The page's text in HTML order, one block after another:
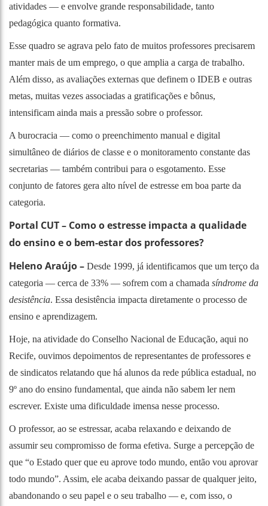
atividades — e envolve grande responsabilidade, tanto
pedagógica quanto formativa.
Esse quadro se agrava pelo fato de muitos professores precisarem
manter mais de um emprego, o que amplia a carga de trabalho.
Além disso, as avaliações externas que definem o IDEB e outras
metas, muitas vezes associadas a gratificações e bônus,
intensificam ainda mais a pressão sobre o professor.
A burocracia — como o preenchimento manual e digital
simultâneo de diários de classe e o monitoramento constante das
secretarias — também contribui para o esgotamento. Esse
conjunto de fatores gera alto nível de estresse em boa parte da
categoria.
Portal CUT – Como o estresse impacta a qualidade
do ensino e o bem-estar dos professores?
Heleno Araújo – Desde 1999, já identificamos que um terço da
categoria — cerca de 33% — sofrem com a chamada síndrome da
desistência. Essa desistência impacta diretamente o processo de
ensino e aprendizagem.
Hoje, na atividade do Conselho Nacional de Educação, aqui no
Recife, ouvimos depoimentos de representantes de professores e
de sindicatos relatando que há alunos da rede pública estadual, no
9º ano do ensino fundamental, que ainda não sabem ler nem
escrever. Existe uma dificuldade imensa nesse processo.
O professor, ao se estressar, acaba relaxando e deixando de
assumir seu compromisso de forma efetiva. Surge a percepção de
que “o Estado quer que eu aprove todo mundo, então vou aprovar
todo mundo”. Assim, ele acaba deixando passar de qualquer jeito,
abandonando o seu papel e o seu trabalho — e, com isso, o